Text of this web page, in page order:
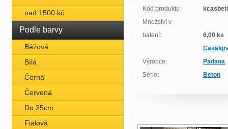
nad 1500 kč
Podle barvy
Béžová
Bílá
Černá
Červená
Do 25cm
Fialová
Kód produktu:
Množství v
balení:
6,00 ks
Výrobce:
Padana
Série:
Beton